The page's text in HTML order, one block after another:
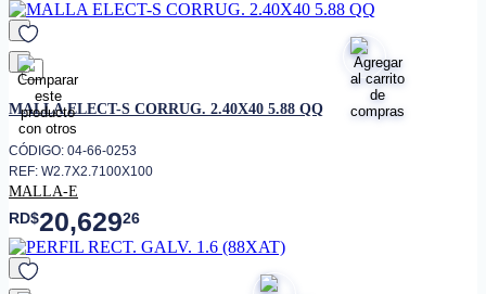
favorito
MALLA ELECT-S CORRUG. 2.40X40 5.88 QQ
CÓDIGO: 04-66-0253
REF: W2.7X2.7100X100
MALLA-E
RD$20,62926